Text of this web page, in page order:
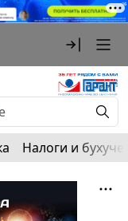
Налоги и